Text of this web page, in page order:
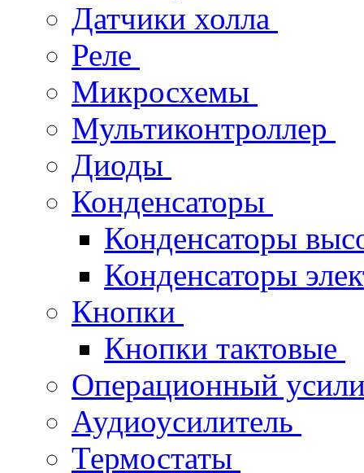
Датчики холла
Реле
Микросхемы
Мультиконтроллер
Диоды
Конденсаторы
Конденсаторы
Конденсаторы
Кнопки
Кнопки тактовые
Операционный
Аудиоусилитель
Термостаты